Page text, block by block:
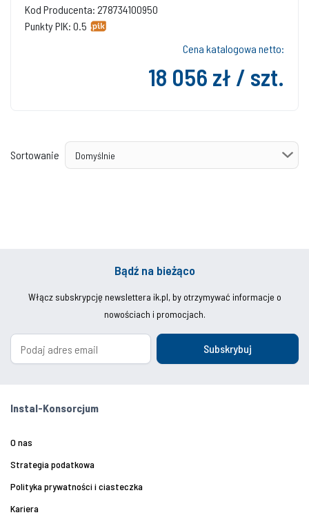
Kod Producenta: 278734100950
Punkty PIK: 0.5
Cena katalogowa netto:
18 056 zł / szt.
Sortowanie
Bądź na bieżąco
Włącz subskrypcję newslettera ik.pl, by otrzymywać informacje o
nowościach i promocjach.
Subskrybuj
Instal-Konsorcjum
O nas
Strategia podatkowa
Polityka prywatności i ciasteczka
Kariera